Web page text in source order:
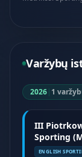
Varžybų
2026| 1
III
Sporting
ENGLISH